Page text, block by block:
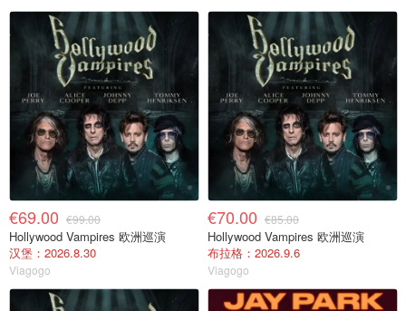
€69.00 €99.00
Hollywood Vampires 欧洲巡演
汉堡：2026.8.30
Viagogo
€70.00 €85.00
Hollywood Vampires 欧洲巡演
布拉格：2026.9.6
Viagogo